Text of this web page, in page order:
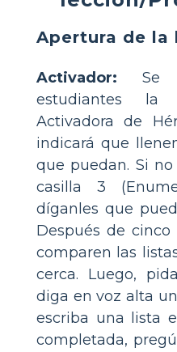
Apertura de la
Activador: Se
estudiantes
Activadora de
indicará que
que puedan. Si
casilla 3
díganles que
Después de
comparen las
cerca. Luego,
diga en voz alta
escriba una lista
completada,